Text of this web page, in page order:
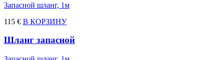
Запасной шланг, 1м
115 € В КОРЗИНУ
Шланг запасной